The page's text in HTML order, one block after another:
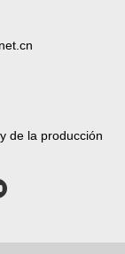
de la producción